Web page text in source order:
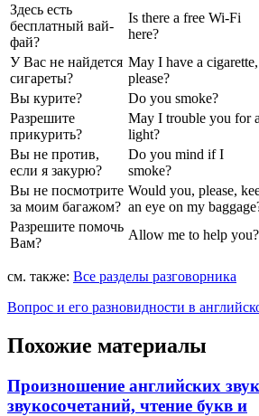
Здесь есть
бесплатный вай-
фай?
Is there a free Wi-Fi
here?
У Вас не найдется
сигареты?
May I have a cigarette,
please?
Вы курите?
Do you smoke?
Разрешите
прикурить?
May I trouble you for a
light?
Вы не против,
если я закурю?
Do you mind if I
smoke?
Вы не посмотрите
за моим багажом?
Would you, please,
an eye on my
Разрешите помочь
Вам?
Allow me to help you?
см. также: Все разделы разговорника
Вопрос и его разновидности в
Похожие материалы
Произношение английских
звукосочетаний, чтение букв и